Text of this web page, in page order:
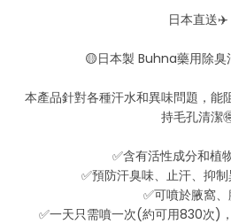
日本直送✈️
🟡日本製 Buhna藥用除臭
本產品針對各種汗水和異味問題，能
持毛孔清潔
✅含有活性成分和植
✅預防汗臭味、止汗、抑制
✅可噴於腋窩、
✅一天只需噴一次(約可用830次)